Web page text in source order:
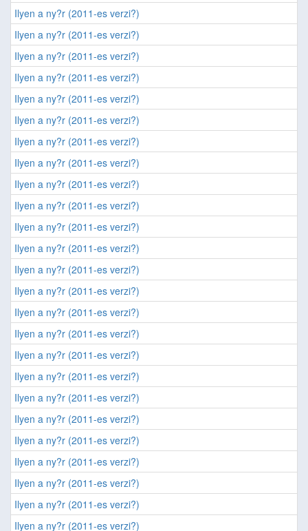
Ilyen a ny?r (2011-es verzi?)
Ilyen a ny?r (2011-es verzi?)
Ilyen a ny?r (2011-es verzi?)
Ilyen a ny?r (2011-es verzi?)
Ilyen a ny?r (2011-es verzi?)
Ilyen a ny?r (2011-es verzi?)
Ilyen a ny?r (2011-es verzi?)
Ilyen a ny?r (2011-es verzi?)
Ilyen a ny?r (2011-es verzi?)
Ilyen a ny?r (2011-es verzi?)
Ilyen a ny?r (2011-es verzi?)
Ilyen a ny?r (2011-es verzi?)
Ilyen a ny?r (2011-es verzi?)
Ilyen a ny?r (2011-es verzi?)
Ilyen a ny?r (2011-es verzi?)
Ilyen a ny?r (2011-es verzi?)
Ilyen a ny?r (2011-es verzi?)
Ilyen a ny?r (2011-es verzi?)
Ilyen a ny?r (2011-es verzi?)
Ilyen a ny?r (2011-es verzi?)
Ilyen a ny?r (2011-es verzi?)
Ilyen a ny?r (2011-es verzi?)
Ilyen a ny?r (2011-es verzi?)
Ilyen a ny?r (2011-es verzi?)
Ilyen a ny?r (2011-es verzi?)